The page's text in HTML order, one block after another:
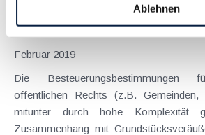
Ablehnen
forstwirtschaftlichen Betriebs einer
öffentlichen Rechts
Februar 2019
Die Besteuerungsbestimmungen für
öffentlichen Rechts (z.B. Gemeinden, Kirchen usw.) sind
mitunter durch hohe Komplexität
Zusammenhang mit Grundstücksveräußerungen stellte sich